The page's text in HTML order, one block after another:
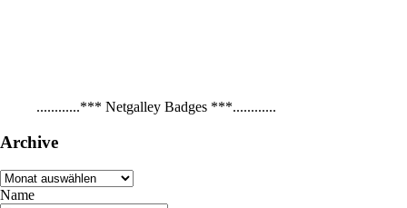
............*** Netgalley Badges ***............
Archive
Archive
Name